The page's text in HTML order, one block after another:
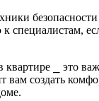
безопасности
специалистам,
квартире ⎯ это
вам создать